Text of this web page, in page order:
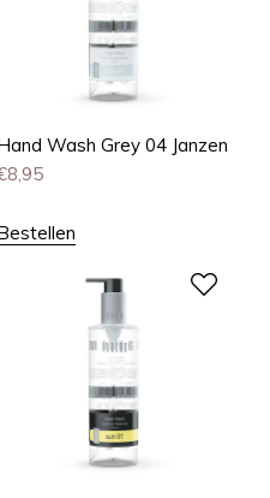
Wash Grey 04 Janzen
8,95